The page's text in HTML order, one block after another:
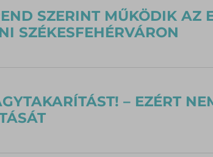
SZERINT MŰKÖDIK AZ
SZÉKESFEHÉRVÁRON
– EZÉRT